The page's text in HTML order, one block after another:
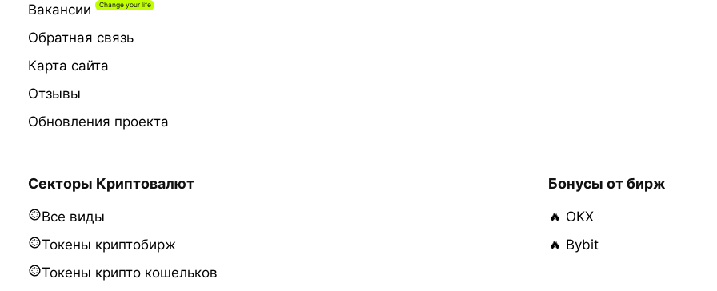
Вакансии
Обратная связь
Карта сайта
Отзывы
Обновления проекта
Секторы Криптовалют
Все виды
Токены криптобирж
Токены крипто кошельков
Бонусы от бирж
🔥 OKX
🔥 Bybit